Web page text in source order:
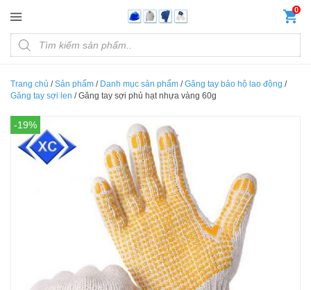
0
Products search
Trang chủ /Sản phẩm / Danh mục sản phẩm /Găng tay bảo hộ lao động /
Găng tay sợi len /Găng tay sợi phủ hạt nhựa vàng 60g
-19%